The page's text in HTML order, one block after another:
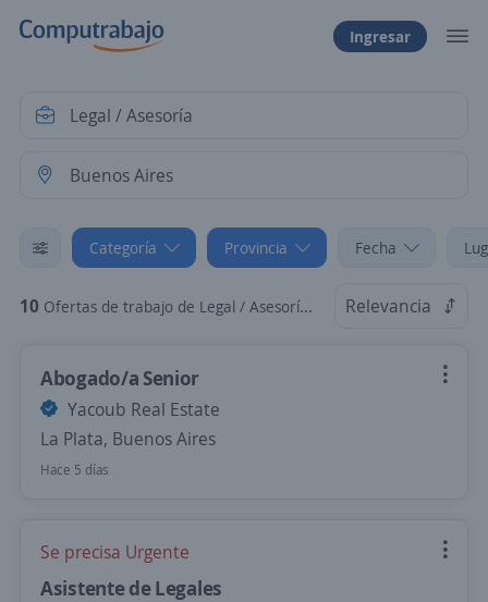
Ingresar
Categoría Provincia Fecha
10 Ofertas de trabajo de Legal / Asesoría en Buenos Aires Relevancia
Abogado/a Senior
Yacoub Real Estate
La Plata, Buenos Aires
Hace 5 días
Se precisa Urgente
Asistente de Legales